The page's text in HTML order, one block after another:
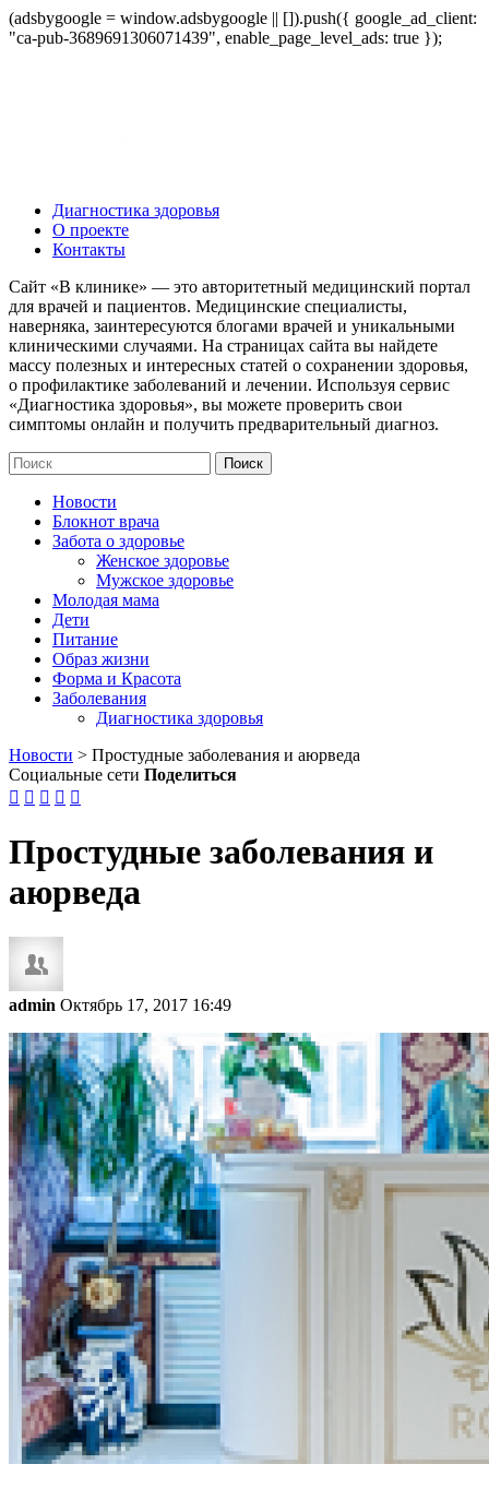
(adsbygoogle = window.adsbygoogle || []).push({ google_ad_client:
"ca-pub-3689691306071439", enable_page_level_ads: true });
Диагностика здоровья
О проекте
Контакты
Сайт «В клинике» — это авторитетный медицинский портал
для врачей и пациентов. Медицинские специалисты,
наверняка, заинтересуются блогами врачей и уникальными
клиническими случаями. На страницах сайта вы найдете
массу полезных и интересных статей о сохранении здоровья,
о профилактике заболеваний и лечении. Используя сервис
«Диагностика здоровья», вы можете проверить свои
симптомы онлайн и получить предварительный диагноз.
Новости
Блокнот врача
Забота о здоровье
Женское здоровье
Мужское здоровье
Молодая мама
Дети
Питание
Образ жизни
Форма и Красота
Заболевания
Диагностика здоровья
Новости > Простудные заболевания и аюрведа
Социальные сети Поделиться
    
Простудные заболевания и
аюрведа
admin Октябрь 17, 2017 16:49